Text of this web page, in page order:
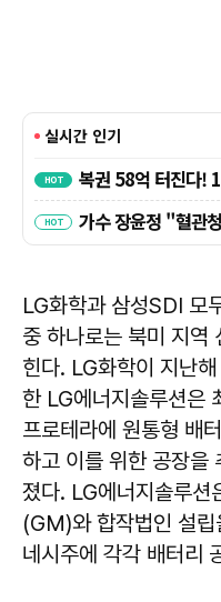
LG화학과 삼성SDI 모
중 하나로는 북미 지역
힌다. LG화학이 지난
한 LG에너지솔루션은
프로테라에 원통형 배
하고 이를 위한 공장을
졌다. LG에너지솔루션
(GM)와 합작법인 설립
네시주에 각각 배터리